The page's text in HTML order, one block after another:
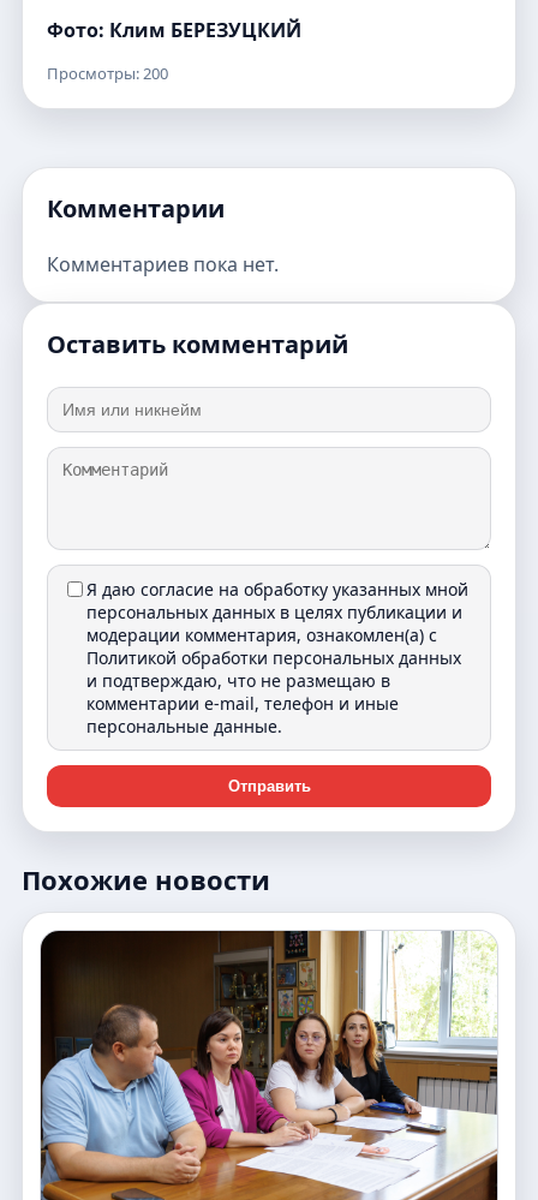
Фото: Клим БЕРЕЗУЦКИЙ
Просмотры: 200
Комментарии
Комментариев пока нет.
Оставить комментарий
Я даю согласие на обработку указанных мной
персональных данных в целях публикации и
модерации комментария, ознакомлен(а) с
Политикой обработки персональных данных
и подтверждаю, что не размещаю в
комментарии e-mail, телефон и иные
персональные данные.
Отправить
Похожие новости